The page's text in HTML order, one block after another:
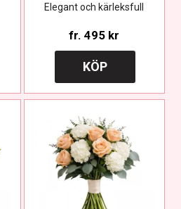
Elegant och kärleksfull
fr. 495 kr
KÖP